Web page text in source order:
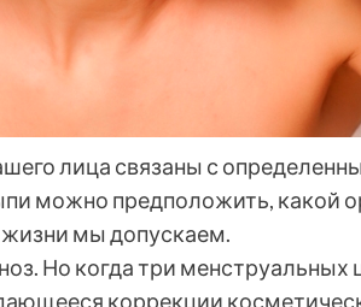
лица связаны с
можно предположить, какой
мы допускаем.
Но когда три
коррекции